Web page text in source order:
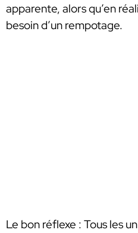
apparente, alors qu’en
besoin d’un rempotage.
Le bon réflexe : Tous les